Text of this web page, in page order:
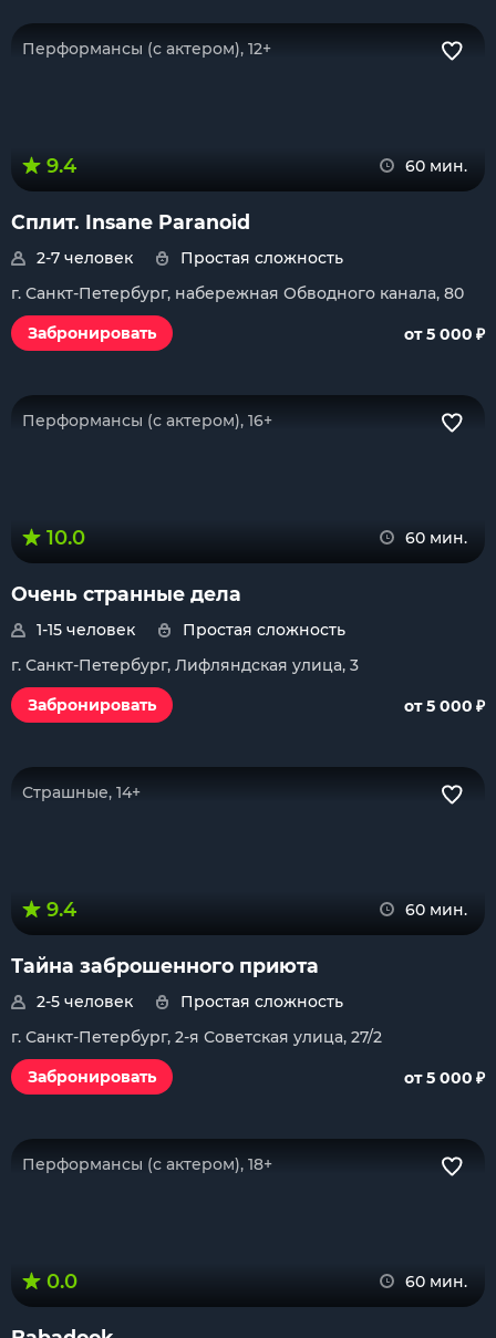
Перформансы (с актером), 12+
9.4 60 мин.
Сплит. Insane Paranoid
2-7 человек
Простая сложность
г. Санкт-Петербург, набережная Обводного канала, 80
Забронировать
от 5 000 ₽
Перформансы (с актером), 16+
10.0 60 мин.
Очень странные дела
1-15 человек
Простая сложность
г. Санкт-Петербург, Лифляндская улица, 3
Забронировать
от 5 000 ₽
Страшные, 14+
9.4 60 мин.
Тайна заброшенного приюта
2-5 человек
Простая сложность
г. Санкт-Петербург, 2-я Советская улица, 27/2
Забронировать
от 5 000 ₽
Перформансы (с актером), 18+
0.0 60 мин.